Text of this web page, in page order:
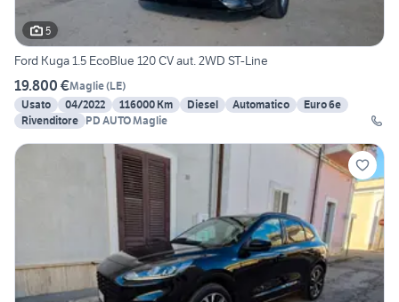
5
Ford Kuga 1.5 EcoBlue 120 CV aut. 2WD ST-Line
19.800 €Maglie(LE)
Usato
04/2022 116000 Km Diesel Automatico
Euro 6e
Rivenditore PD AUTO Maglie